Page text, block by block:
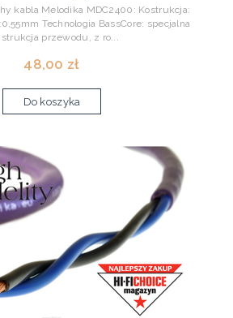
kabla Melodika MDC2400: Kostrukcja:
Technologia BassCore: specjalna
przewodu, z ro...
48,00 zł
Do koszyka